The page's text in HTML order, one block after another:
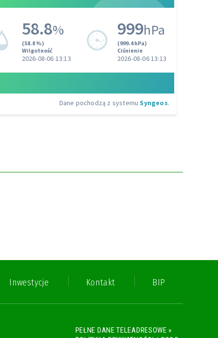
Inwestycje Kontakt BIP
PEŁNE DANE TELEADRESOWE »